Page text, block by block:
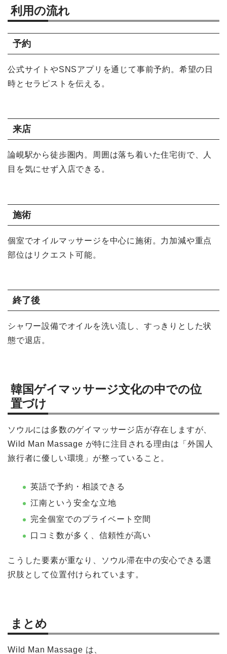
利用の流れ
予約
公式サイトやSNSアプリを通じて事前予約。希望の日
時とセラピストを伝える。
来店
論峴駅から徒歩圏内。周囲は落ち着いた住宅街で、人
目を気にせず入店できる。
施術
個室でオイルマッサージを中心に施術。力加減や重点
部位はリクエスト可能。
終了後
シャワー設備でオイルを洗い流し、すっきりとした状
態で退店。
韓国ゲイマッサージ文化の中での位
置づけ
ソウルには多数のゲイマッサージ店が存在しますが、
Wild Man Massage が特に注目される理由は「外国人
旅行者に優しい環境」が整っていること。
英語で予約・相談できる
江南という安全な立地
完全個室でのプライベート空間
口コミ数が多く、信頼性が高い
こうした要素が重なり、ソウル滞在中の安心できる選
択肢として位置付けられています。
まとめ
Wild Man Massage は、